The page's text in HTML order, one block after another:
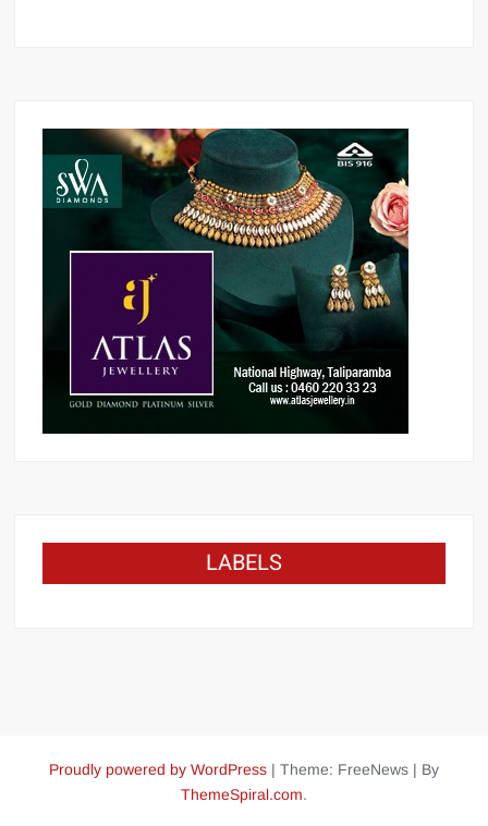
LABELS
Proudly powered by WordPress | Theme: FreeNews | By
ThemeSpiral.com.